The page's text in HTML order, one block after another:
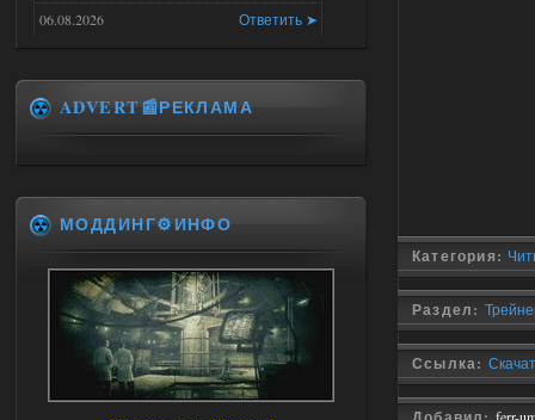
Категория:
Раздел:
Ссылка:
Ответить ➤
06.08.2026
Stalker-Mods-Clan-su
06.08.2026
Universal Teleport v2.0
13:56
DEDULYA-1967
Доступно только для пользователей
Ответить ➤
06.08.2026
ADVERT📰РЕКЛАМА
МОДДИНГ⚙️ИНФО